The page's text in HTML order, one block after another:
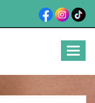
Ouvrir
menu